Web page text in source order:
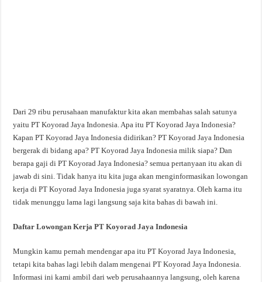
Dari 29 ribu perusahaan manufaktur kita akan membahas salah satunya
yaitu PT Koyorad Jaya Indonesia. Apa itu PT Koyorad Jaya Indonesia?
Kapan PT Koyorad Jaya Indonesia didirikan? PT Koyorad Jaya Indonesia
bergerak di bidang apa? PT Koyorad Jaya Indonesia milik siapa? Dan
berapa gaji di PT Koyorad Jaya Indonesia? semua pertanyaan itu akan di
jawab di sini. Tidak hanya itu kita juga akan menginformasikan lowongan
kerja di PT Koyorad Jaya Indonesia juga syarat syaratnya. Oleh karna itu
tidak menunggu lama lagi langsung saja kita bahas di bawah ini.
Daftar Lowongan Kerja PT Koyorad Jaya Indonesia
Mungkin kamu pernah mendengar apa itu PT Koyorad Jaya Indonesia,
tetapi kita bahas lagi lebih dalam mengenai PT Koyorad Jaya Indonesia.
Informasi ini kami ambil dari web perusahaannya langsung, oleh karena